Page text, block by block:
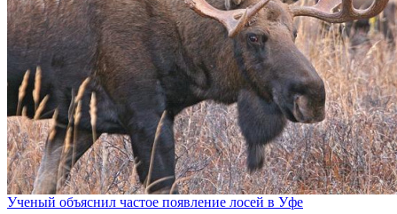
Ученый объяснил частое появление лосей в Уфе